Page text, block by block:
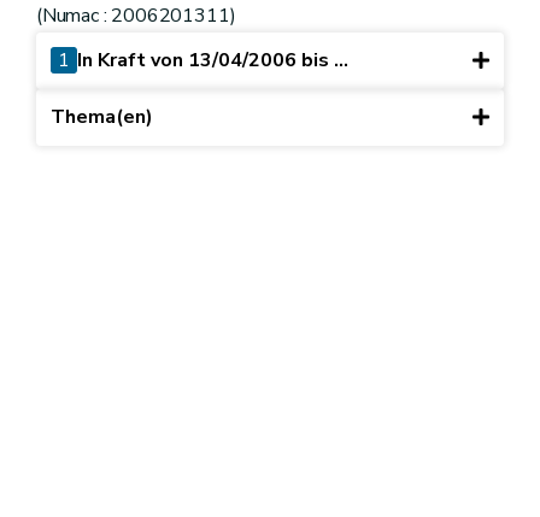
(Numac : 2006201311)
1 In Kraft von 13/04/2006 bis ...
Thema(en)